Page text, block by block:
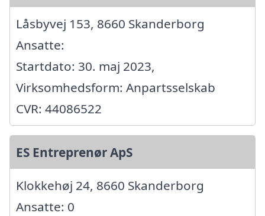
Låsbyvej 153, 8660 Skanderborg
Ansatte:
Startdato: 30. maj 2023,
Virksomhedsform: Anpartsselskab
CVR: 44086522
ES Entreprenør ApS
Klokkehøj 24, 8660 Skanderborg
Ansatte: 0